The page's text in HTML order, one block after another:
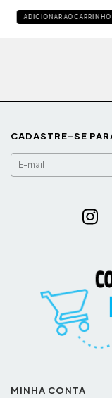
ADICIONAR AO CARRINHO
CADASTRE-SE
MINHA CONTA